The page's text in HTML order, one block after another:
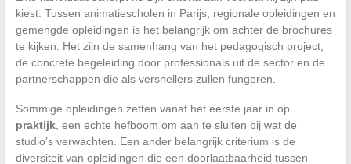
kiest. Tussen animatiescholen in Parijs, regionale opleidingen en
gemengde opleidingen is het belangrijk om achter de brochures
te kijken. Het zijn de samenhang van het pedagogisch project,
de concrete begeleiding door professionals uit de sector en de
partnerschappen die als versnellers zullen fungeren.
Sommige opleidingen zetten vanaf het eerste jaar in op
praktijk, een echte hefboom om aan te sluiten bij wat de
studio’s verwachten. Een ander belangrijk criterium is de
diversiteit van opleidingen die een doorlaatbaarheid tussen